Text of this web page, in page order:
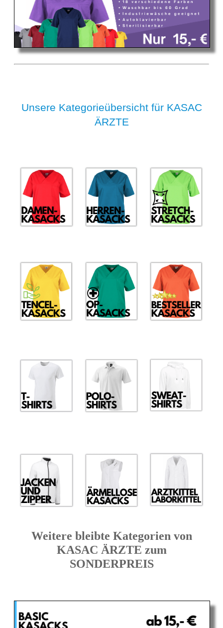
Unsere Kategorieübersicht für KASAC
ÄRZTE
Weitere bleibte Kategorien von
KASAC ÄRZTE zum
SONDERPREIS